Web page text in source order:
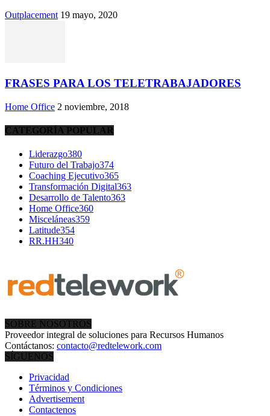
Outplacement 19 mayo, 2020
FRASES PARA LOS TELETRABAJADORES
Home Office 2 noviembre, 2018
CATEGORÍA POPULAR
Liderazgo380
Futuro del Trabajo374
Coaching Ejecutivo365
Transformación Digital363
Desarrollo de Talento363
Home Office360
Misceláneas359
Latitude354
RR.HH340
SOBRE NOSOTROS
Proveedor integral de soluciones para Recursos Humanos
Contáctanos: contacto@redtelework.com
SÍGUENOS
Privacidad
Términos y Condiciones
Advertisement
Contactenos